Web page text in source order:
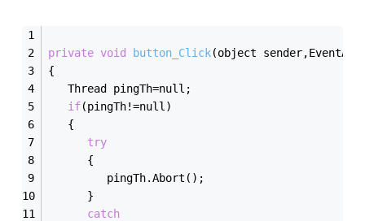
private void button_Click(object
{
   Thread pingTh=null;
if(pingTh!=null)
   {
try
      {
         pingTh.Abort();
      }
catch